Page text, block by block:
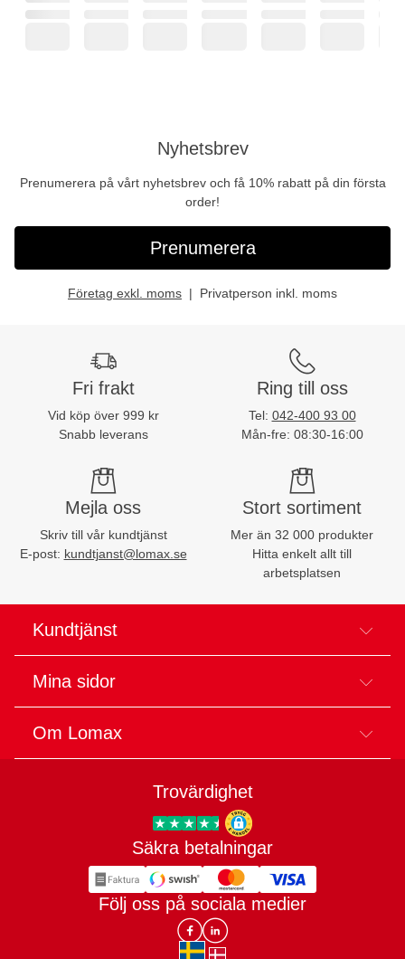
Nyhetsbrev
Prenumerera på vårt nyhetsbrev och få 10% rabatt på din första
order!
Prenumerera
Företag exkl. moms Privatperson inkl. moms
Fri frakt
Vid köp över 999 kr
Snabb leverans
Ring till oss
Tel: 042-400 93 00
Mån-fre: 08:30-16:00
Mejla oss
Skriv till vår kundtjänst
E-post: kundtjanst@lomax.se
Stort sortiment
Mer än 32 000 produkter
Hitta enkelt allt till
arbetsplatsen
Kundtjänst
Mina sidor
Om Lomax
Trovärdighet
Trygg E-handel
Säkra betalningar
Följ oss på sociala medier
Lomax DK Facebook
Lomax SE LinkIn
sv-SE